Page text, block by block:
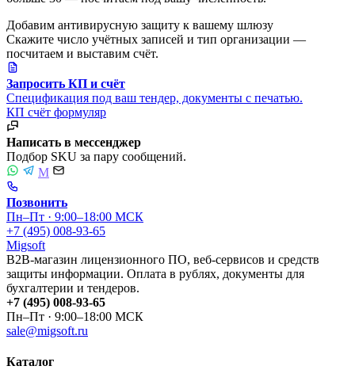
Добавим антивирусную защиту к вашему шлюзу
Скажите число учётных записей и тип организации —
посчитаем и выставим счёт.
Запросить КП и счёт
Спецификация под ваш тендер, документы с печатью.
КП счёт формуляр
Написать в мессенджер
Подбор SKU за пару сообщений.
M
Позвонить
Пн–Пт · 9:00–18:00 МСК
+7 (495) 008-93-65
Migsoft
B2B-магазин лицензионного ПО, веб-сервисов и средств
защиты информации. Оплата в рублях, документы для
бухгалтерии и тендеров.
+7 (495) 008-93-65
Пн–Пт · 9:00–18:00 МСК
sale@migsoft.ru
Каталог